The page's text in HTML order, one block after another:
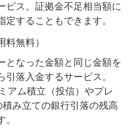
ビス。証拠金不足相当額に
することもできます。
無料）
となった金額と同じ金額を
引落入金するサービス。
アム積立（投信）やプレ
積み立ての銀行引落の残高